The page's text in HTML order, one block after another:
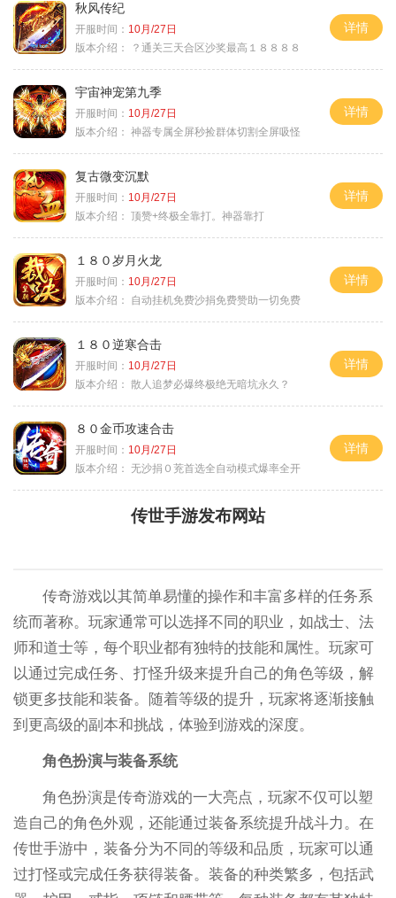
秋风传纪
开服时间： 10月/27日
版本介绍：
？通关三天合区沙奖最高１８８８８
详情
宇宙神宠第九季
开服时间： 10月/27日
版本介绍： 神器专属全屏秒捡群体切割全屏吸怪
详情
复古微变沉默
开服时间： 10月/27日
版本介绍： 顶赞+终极全靠打。神器靠打
详情
１８０岁月火龙
开服时间： 10月/27日
版本介绍：
自动挂机免费沙捐免费赞助一切免费
详情
１８０逆寒合击
开服时间： 10月/27日
版本介绍： 散人追梦必爆终极绝无暗坑永久？
详情
８０金币攻速合击
开服时间： 10月/27日
版本介绍： 无沙捐０茺首选全自动模式爆率全开
详情
传世手游发布网站
传奇游戏以其简单易懂的操作和丰富多样的任务系
统而著称。玩家通常可以选择不同的职业，如战士、法
师和道士等，每个职业都有独特的技能和属性。玩家可
以通过完成任务、打怪升级来提升自己的角色等级，解
锁更多技能和装备。随着等级的提升，玩家将逐渐接触
到更高级的副本和挑战，体验到游戏的深度。
角色扮演与装备系统
角色扮演是传奇游戏的一大亮点，玩家不仅可以塑
造自己的角色外观，还能通过装备系统提升战斗力。在
传世手游中，装备分为不同的等级和品质，玩家可以通
过打怪或完成任务获得装备。装备的种类繁多，包括武